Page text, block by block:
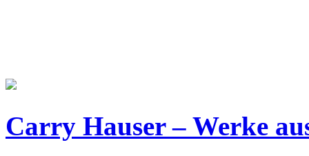
Carry Hauser – Werke